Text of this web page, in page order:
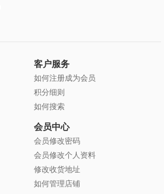
客户服务
如何注册成为会员
积分细则
如何搜索
会员中心
会员修改密码
会员修改个人资料
修改收货地址
如何管理店铺